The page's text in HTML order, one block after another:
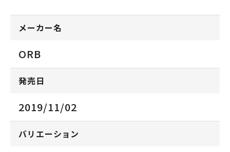
メーカー名
ORB
発売日
2019/11/02
バリエーション